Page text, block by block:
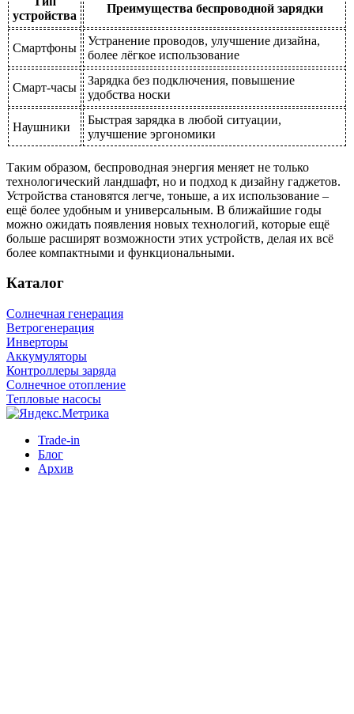
устройства
Преимущества беспроводной зарядки
Смартфоны
Устранение проводов, улучшение дизайна,
более лёгкое использование
Смарт-часы
Зарядка без подключения, повышение
удобства носки
Наушники
Быстрая зарядка в любой ситуации,
улучшение эргономики
Таким образом, беспроводная энергия меняет не только
технологический ландшафт, но и подход к дизайну гаджетов.
Устройства становятся легче, тоньше, а их использование –
ещё более удобным и универсальным. В ближайшие годы
можно ожидать появления новых технологий, которые ещё
больше расширят возможности этих устройств, делая их всё
более компактными и функциональными.
Каталог
Солнечная генерация
Ветрогенерация
Инверторы
Аккумуляторы
Контроллеры заряда
Солнечное отопление
Тепловые насосы
Trade-in
Блог
Архив